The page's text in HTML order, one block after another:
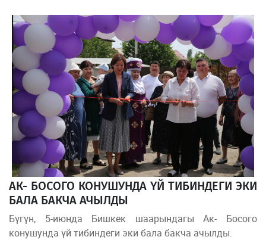
АК- БОСОГО КОНУШУНДА ҮЙ ТИБИНДЕГИ ЭКИ
БАЛА БАКЧА АЧЫЛДЫ
Бүгүн, 5-июнда Бишкек шаарындагы Ак- Босого
конушунда үй тибиндеги эки бала бакча ачылды.